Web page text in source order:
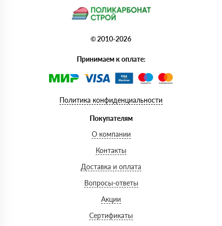
© 2010-2026
Принимаем к оплате:
Политика конфиденциальности
Покупателям
О компании
Контакты
Доставка и оплата
Вопросы-ответы
Акции
Сертификаты